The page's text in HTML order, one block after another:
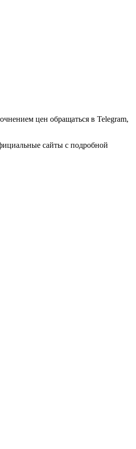
цен обращаться в Telegram,
сайты с подробной